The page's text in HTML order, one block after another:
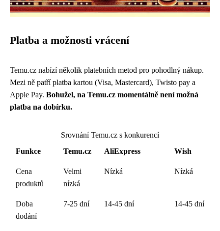
Platba a možnosti vrácení
Temu.cz nabízí několik platebních metod pro pohodlný nákup.
Mezi ně patří platba kartou (Visa, Mastercard), Twisto pay a
Apple Pay. Bohužel, na Temu.cz momentálně není možná
platba na dobírku.
Srovnání Temu.cz s konkurencí
Funkce
Temu.cz AliExpress Wish
Cena
produktů
Velmi
nízká
Nízká Nízká
Doba
dodání
7-25 dní 14-45 dní 14-45 dní